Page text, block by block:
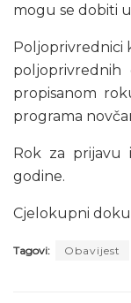
mogu se dobiti
Poljoprivrednici
poljoprivrednih
propisanom
programa
Rok za prijavu
godine.
Cjelokupni
Tagovi: Obavijest